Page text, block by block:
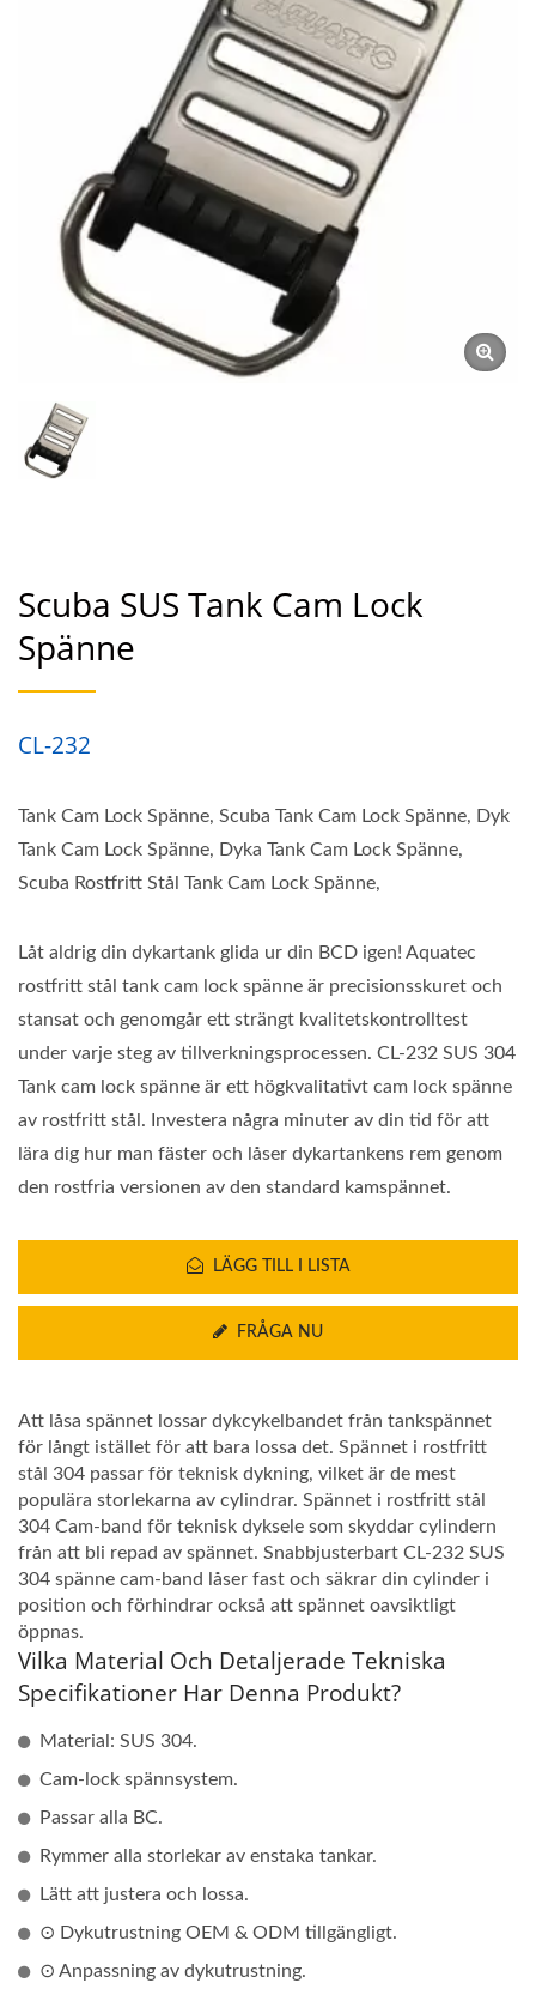
Undervattenskompasser |
SCUBA AQUATEC
Scuba SUS Tank Cam Lock
Spänne
CL-232
Tank Cam Lock Spänne, Scuba Tank Cam Lock Spänne, Dyk
Tank Cam Lock Spänne, Dyka Tank Cam Lock Spänne,
Scuba Rostfritt Stål Tank Cam Lock Spänne,
Låt aldrig din dykartank glida ur din BCD igen! Aquatec
rostfritt stål tank cam lock spänne är precisionsskuret och
stansat och genomgår ett strängt kvalitetskontrolltest
under varje steg av tillverkningsprocessen. CL-232 SUS 304
Tank cam lock spänne är ett högkvalitativt cam lock spänne
av rostfritt stål. Investera några minuter av din tid för att
lära dig hur man fäster och låser dykartankens rem genom
den rostfria versionen av den standard kamspännet.
LÄGG TILL I LISTA
FRÅGA NU
Att låsa spännet lossar dykcykelbandet från tankspännet
för långt istället för att bara lossa det. Spännet i rostfritt
stål 304 passar för teknisk dykning, vilket är de mest
populära storlekarna av cylindrar. Spännet i rostfritt stål
304 Cam-band för teknisk dyksele som skyddar cylindern
från att bli repad av spännet. Snabbjusterbart CL-232 SUS
304 spänne cam-band låser fast och säkrar din cylinder i
position och förhindrar också att spännet oavsiktligt
öppnas.
Vilka Material Och Detaljerade Tekniska
Specifikationer Har Denna Produkt?
Material: SUS 304.
Cam-lock spännsystem.
Passar alla BC.
Rymmer alla storlekar av enstaka tankar.
Lätt att justera och lossa.
⊙ Dykutrustning OEM & ODM tillgängligt.
⊙ Anpassning av dykutrustning.